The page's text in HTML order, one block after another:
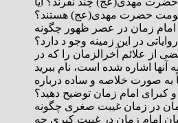
حضرت مهدی(عج) هستند؟
سیره امام زمان در عصر ظهور چگونه
در این زمینه وجو د دارد؟
بعضی از علائم آخرالزمان را که در
لطفاً به صورت خلاصه و ساده درباره
امام زمان توضیح دهید؟
در زمان غیبت صغری چگونه
امام زمان در غیبت کبری چه